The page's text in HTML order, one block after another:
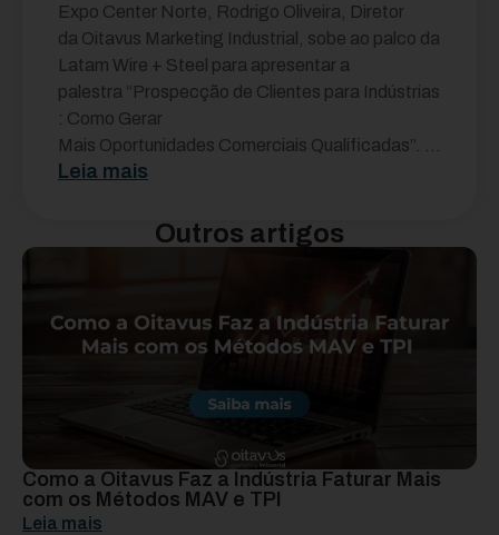
Expo Center Norte, Rodrigo Oliveira, Diretor
da Oitavus Marketing Industrial, sobe ao palco da
Latam Wire + Steel para apresentar a
palestra “Prospecção de Clientes para Indústrias
: Como Gerar
Mais Oportunidades Comerciais Qualificadas”. ...
Leia mais
Outros artigos
Como a Oitavus Faz a Indústria Faturar Mais
com os Métodos MAV e TPI
Leia mais